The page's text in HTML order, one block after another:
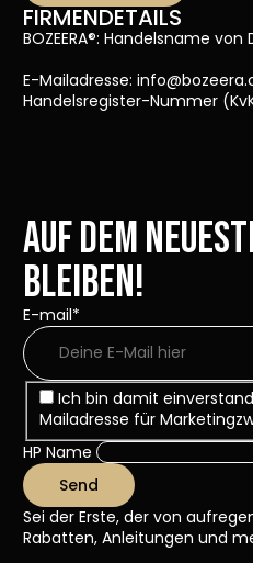
FIRMENDETAILS
BOZEERA®: Handelsname von
E-Mailadresse:
Handelsregister-Nummer
Auf dem
bleiben!
E-mail*
Ich bin damit
Mailadresse für
HP Name
Send
Sei der Erste, der von
Rabatten, Anleitungen und